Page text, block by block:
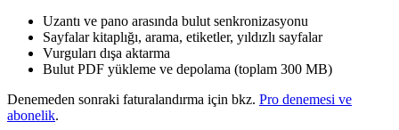
Uzantı ve pano arasında bulut senkronizasyonu
Sayfalar kitaplığı, arama, etiketler, yıldızlı sayfalar
Vurguları dışa aktarma
Bulut PDF yükleme ve depolama (toplam 300 MB)
Denemeden sonraki faturalandırma için bkz. Pro denemesi ve
abonelik.